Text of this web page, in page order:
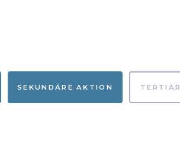
SEKUNDÄRE AKTION